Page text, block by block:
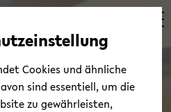
Automatische
vermeiden
zum
wechseln
zum
wechseln
zum
wechseln
Cookies und ähnliche
sind essentiell, um die
zu gewährleisten,